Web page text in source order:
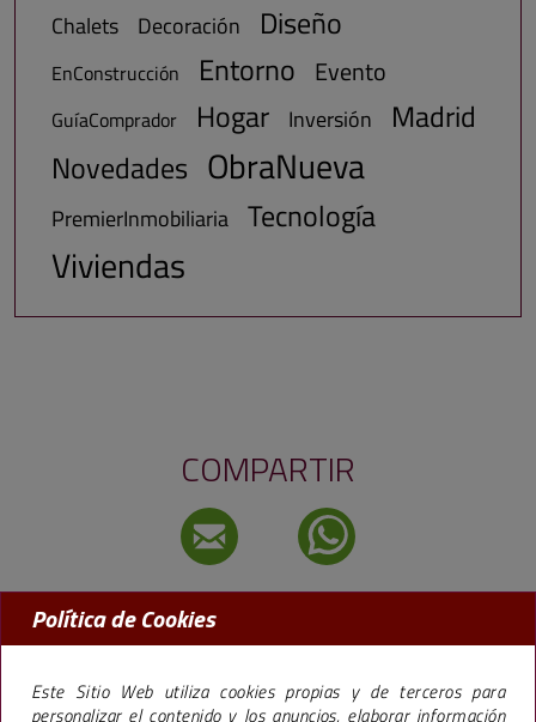
Chalets Decoración Diseño
EnConstrucción Entorno Evento
GuíaComprador Hogar Inversión
Madrid
Novedades ObraNueva
PremierInmobiliaria Tecnología
Viviendas
COMPARTIR
MADRID:91 456 09 97
BARCELONA: 93 238 50 77
Política de Cookies
Este Sitio Web utiliza cookies propias y de terceros para
personalizar el contenido y los anuncios, elaborar información